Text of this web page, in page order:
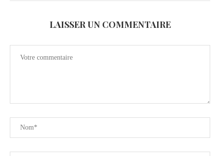
LAISSER UN COMMENTAIRE